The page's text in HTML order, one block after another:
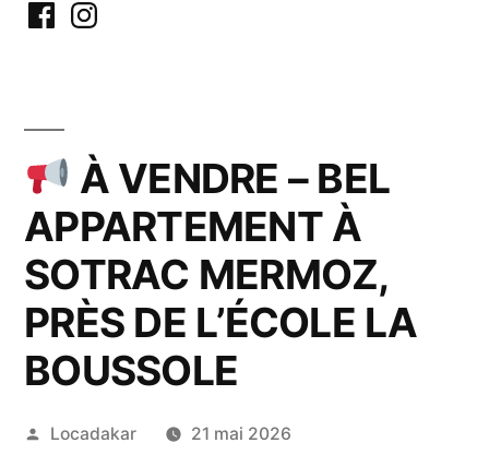
FacebookInstagram
À VENDRE – BEL
APPARTEMENT À
SOTRAC MERMOZ,
PRÈS DE L’ÉCOLE LA
BOUSSOLE
Publié
Locadakar 21 mai 2026